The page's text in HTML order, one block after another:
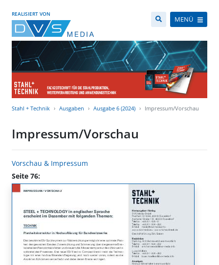
REALISIERT VON
MENÜ
Stahl + Technik Ausgaben Ausgabe 6 (2024) Impressum/Vorschau
Impressum/Vorschau
Vorschau & Impressum
Seite 76: